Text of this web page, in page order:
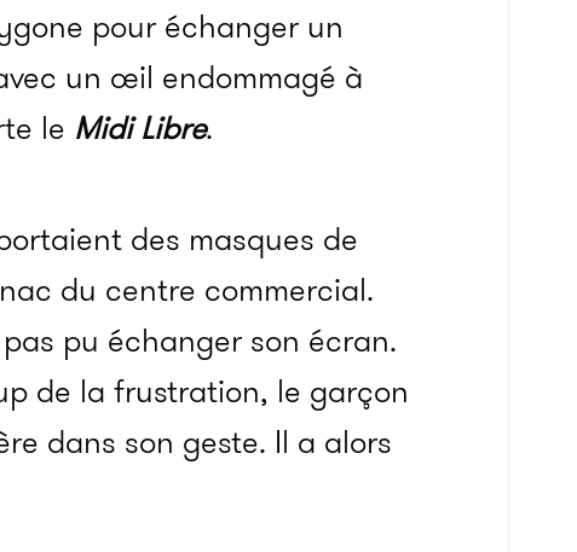
pour échanger un
un œil endommagé à
le Midi Libre.
des masques de
du centre commercial.
pu échanger son écran.
de la frustration, le garçon
dans son geste. Il a alors